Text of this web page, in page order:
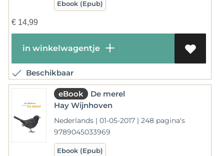
Ebook (Epub)
€14,99
in winkelwagentje
Beschikbaar
eBook
De merel
Hay Wijnhoven
Nederlands | 01-05-2017 | 248 pagina's
9789045033969
Ebook (Epub)